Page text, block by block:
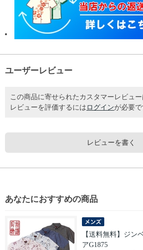
ユーザーレビュー
この商品に寄せられたカスタマーレビュー
レビューを評価するには ログインが必要で
レビューを書く
あなたにおすすめの商品
【送料無料】ジン
アG1875